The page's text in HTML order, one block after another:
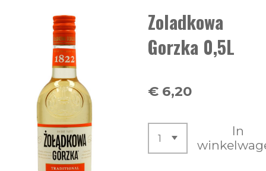
Zoladkowa
Gorzka 0,5L
€ 6,20
In